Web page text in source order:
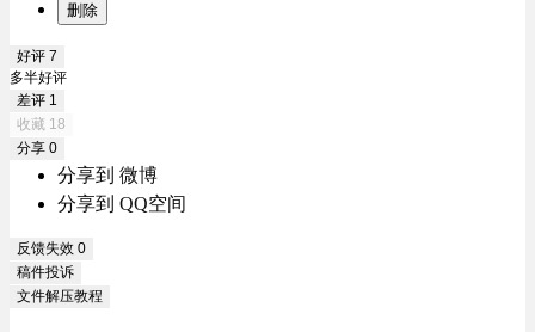
删除
好评 7
多半好评
差评 1
收藏 18
分享 0
分享到 微博
分享到 QQ空间
反馈失效 0
稿件投诉
文件解压教程